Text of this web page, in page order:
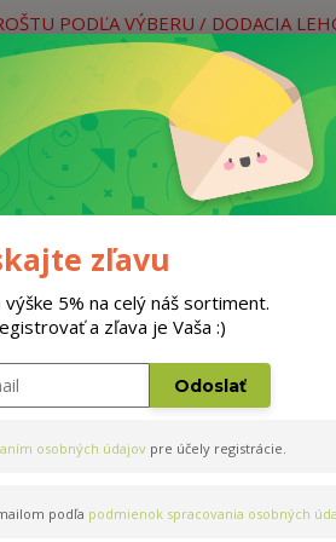
PODĽA VÝBERU / DODACIA
Hľadať
Neviete si rady? Zavolajte.
Postele
zľavu
5% na celý náš sortiment.
a zľava je Vaša :)
Odoslať
osobných údajov pre účely registrácie.
podľa podmienok spracovania osobných